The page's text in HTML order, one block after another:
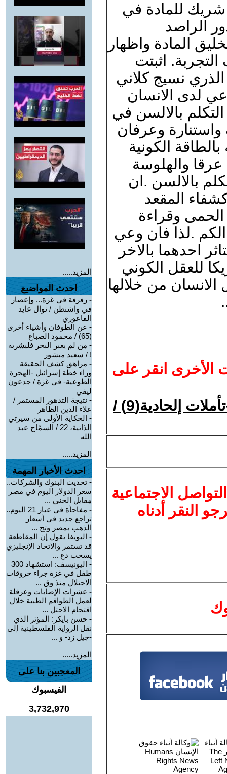
شريك للمادة في
الراصد
المادة واظهار
اثبتت
نسيج كلاني
لدى الانسان
بالالسن في
وعرفان
الكونية
والهلوسة
بالالسن .ان
المقعد
وقراءة
.لذا فان وعي
احدهما بالاخر
للعقل الكوني
الانسان من خلالها
الأخرى انقر على
السببية تنفى وجود وفعل الإله !-تأملات إلحادية(9) /
الاجتماعية
النقر أدناه
المزيد.....
احدث المواضيع
- رفرفة في غزة... وإعصار
في واشنطن / نوال عايد
الفاعوري
- عن الطوفان وأشياء أخرى
(65) / محمود الصباغ
- من لم يعبر البحر فليشربه
! / سعيد مبشور
- مراهق كشف الحقيقة
وراء خطة إسرائيل -الهجرة
الطوعية- في غزة / جدعون
ليفي
- نتيجة التدهور المستمر /
علاء الدين الظاهر
- الحكاية الأولى من سيرتي
الذاتية، 22 / السمّاح عبد
الله
المزيد.....
احدث الأخبار المهمة
- تحديث البنوك والشركات..
سعر الدولار اليوم في مصر
مقابل الجني ...
-
مفاجأة في عيار 21 اليوم..
تراجع جديد في أسعار
الذهب بمصر وتح ...
- اليويفا يقول إن المقاطعة
قد تستمر والاتحاد الإنجليزي
يسحب دع ...
-
اليونيسف: استشهاد 300
طفل في غزة جراء خروقات
الاحتلال منذ وق ...
- عشرات الإصابات وعرقلة
لعمل الطواقم الطبية خلال
اقتحام الاحتل ...
- حسن بايكر: المؤثر الذي
نقل الرواية الفلسطينية إلى
-جيل زد- و ...
المزيد.....
المعجبين بنا على
الفيسبوك
3,732,970